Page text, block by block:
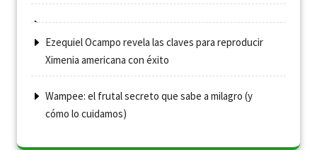
Ezequiel Ocampo revela las claves para reproducir
Ximenia americana con éxito
Wampee: el frutal secreto que sabe a milagro (y
cómo lo cuidamos)